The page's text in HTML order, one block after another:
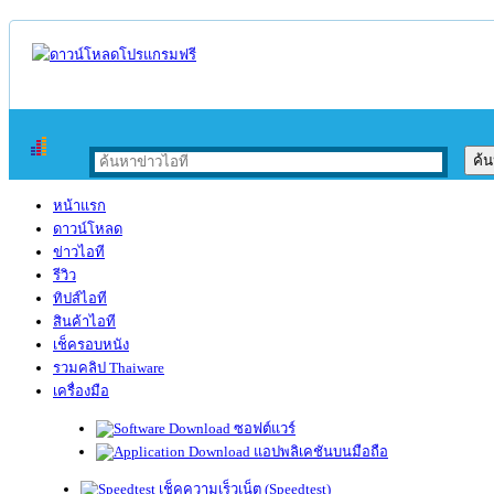
หน้าแรก
ดาวน์โหลด
ข่าวไอที
รีวิว
ทิปส์ไอที
สินค้าไอที
เช็ครอบหนัง
รวมคลิป Thaiware
เครื่องมือ
ซอฟต์แวร์
แอปพลิเคชันบนมือถือ
เช็คความเร็วเน็ต (Speedtest)